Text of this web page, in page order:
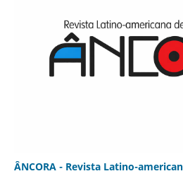
ÂNCORA - Revista Latino-